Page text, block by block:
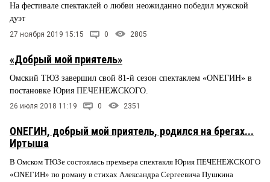
На фестивале спектаклей о любви неожиданно победил мужской
дуэт
27 ноября 2019 15:15 0 2805
«Добрый мой приятель»
Омский ТЮЗ завершил свой 81-й сезон спектаклем «ONEГИН» в
постановке Юрия ПЕЧЕНЕЖСКОГО.
26 июля 2018 11:19 0 2351
ОNEГИН, добрый мой приятель, родился на брегах...
Иртыша
В Омском ТЮЗе состоялась премьера спектакля Юрия ПЕЧЕНЕЖСКОГО
«ONEГИН» по роману в стихах Александра Сергеевича Пушкина